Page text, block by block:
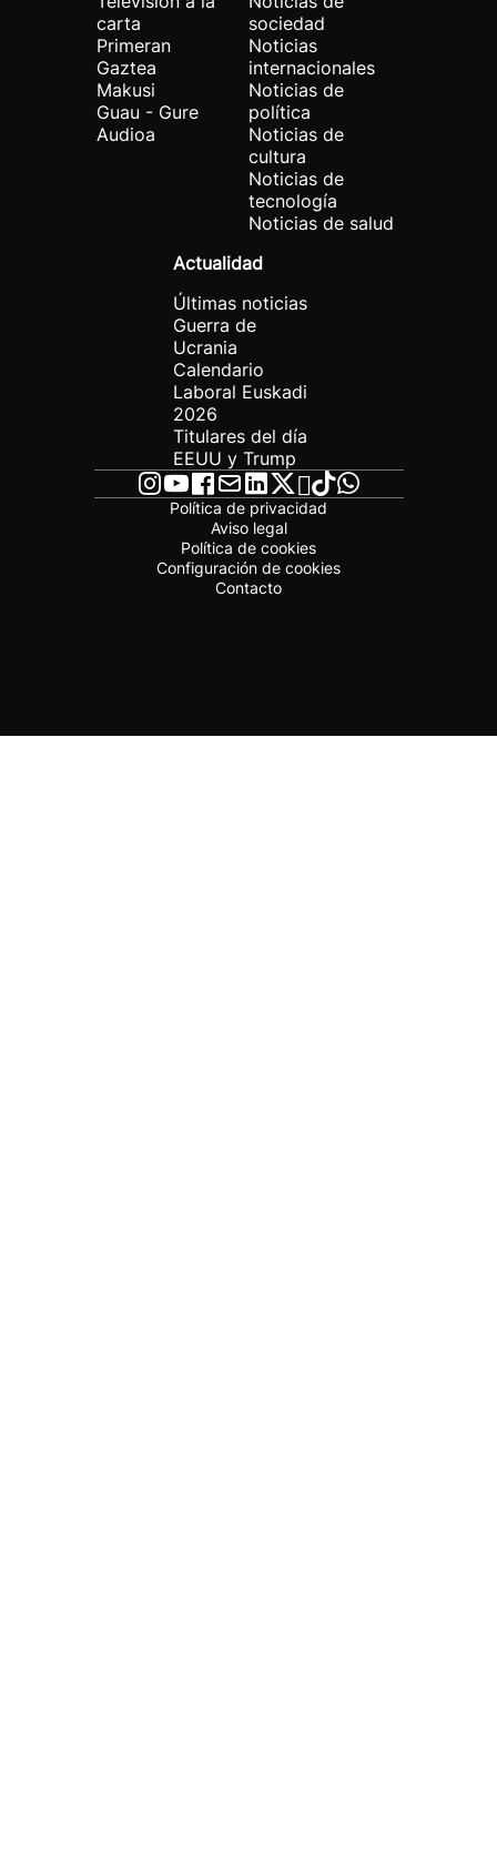
carta
Primeran
Gaztea
Makusi
Guau - Gure
Audioa
sociedad
Noticias
internacionales
Noticias de
política
Noticias de
cultura
Noticias de
tecnología
Noticias de salud
Actualidad
Últimas noticias
Guerra de
Ucrania
Calendario
Laboral Euskadi
2026
Titulares del día
EEUU y Trump
Política de privacidad
Aviso legal
Política de cookies
Configuración de cookies
Contacto